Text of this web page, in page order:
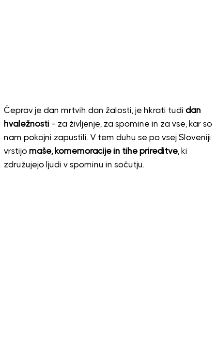
Čeprav je dan mrtvih dan žalosti, je hkrati tudi dan
hvaležnosti – za življenje, za spomine in za vse, kar so
nam pokojni zapustili. V tem duhu se po vsej Sloveniji
vrstijo maše, komemoracije in tihe prireditve, ki
združujejo ljudi v spominu in sočutju.